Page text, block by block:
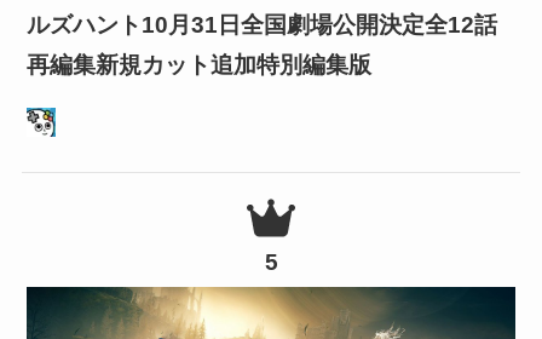
ルズハント10月31日全国劇場公開決定全12話
再編集新規カット追加特別編集版
5